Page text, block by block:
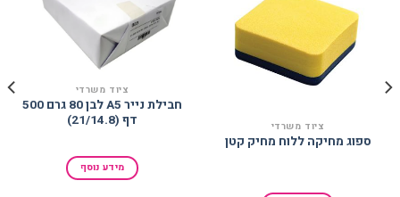
הוסף
ציוד משרדי
ספוג מחיקה ללוח מחיק קטן
ציוד משרדי
חבילת נייר A5 לבן 80 גרם 500
דף (21/14.8)
מידע נוסף